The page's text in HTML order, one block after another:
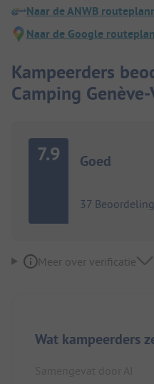
Naar de ANWB
Naar de Google
Kampeerders
Camping Genève-
7.9 Goed
37
Meer over verificatie
Wat kampeerders